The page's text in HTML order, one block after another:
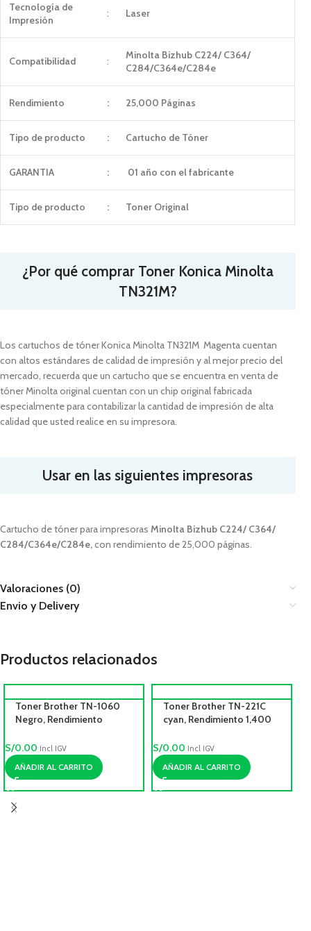
Tecnología de
Impresión
: Laser
Compatibilidad :
Minolta Bizhub C224/ C364/
C284/C364e/C284e
Rendimiento : 25,000 Páginas
Tipo de producto : Cartucho de Tóner
GARANTIA : 01 año con el fabricante
Tipo de producto : Toner Original
¿Por qué comprar Toner Konica Minolta
TN321M?
Los cartuchos de tóner Konica Minolta TN321M Magenta cuentan
con altos estándares de calidad de impresión y al mejor precio del
mercado, recuerda que un cartucho que se encuentra en venta de
tóner Minolta original cuentan con un chip original fabricada
especialmente para contabilizar la cantidad de impresión de alta
calidad que usted realice en su impresora.
Usar en las siguientes impresoras
Cartucho de tóner para impresoras Minolta Bizhub C224/ C364/
C284/C364e/C284e,con rendimiento de 25,000 páginas.
Valoraciones (0)
Envio y Delivery
Productos relacionados
Toner Brother TN-1060
Negro, Rendimiento
S/0.00 Incl IGV
AÑADIR AL CARRITO
Toner Brother TN-221C
cyan, Rendimiento 1,400
S/0.00 Incl IGV
AÑADIR AL CARRITO